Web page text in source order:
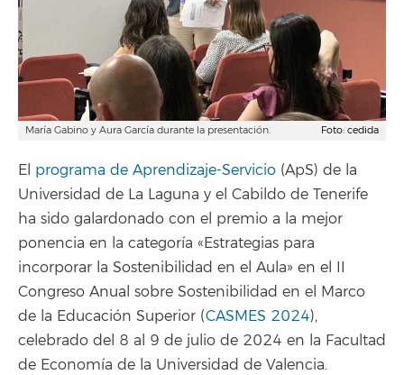
María Gabino y Aura García durante la presentación. Foto: cedida
El programa de Aprendizaje-Servicio (ApS) de la
Universidad de La Laguna y el Cabildo de Tenerife
ha sido galardonado con el premio a la mejor
ponencia en la categoría «Estrategias para
incorporar la Sostenibilidad en el Aula» en el II
Congreso Anual sobre Sostenibilidad en el Marco
de la Educación Superior (CASMES 2024),
celebrado del 8 al 9 de julio de 2024 en la Facultad
de Economía de la Universidad de Valencia.